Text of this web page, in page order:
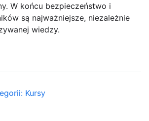
W końcu bezpieczeństwo i
są najważniejsze, niezależnie
wiedzy.
Kursy